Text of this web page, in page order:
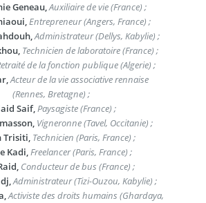
Geneau,Auxiliaire de vie (France) ;
Entrepreneur (Angers, France) ;
Administrateur (Dellys, Kabylie) ;
Technicien de laboratoire (France) ;
de la fonction publique (Algerie) ;
Acteur de la vie associative rennaise
(Rennes, Bretagne) ;
Saif,Paysagiste (France) ;
Vigneronne (Tavel, Occitanie) ;
Trisiti, Technicien (Paris, France) ;
Kadi,Freelancer (Paris, France) ;
Conducteur de bus (France) ;
Administrateur (Tizi-Ouzou, Kabylie) ;
Activiste des droits humains (Ghardaya,